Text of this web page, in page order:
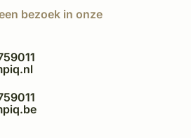
bezoek in onze